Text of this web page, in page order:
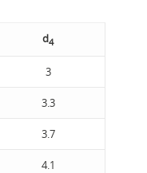
d4
3
3.3
3.7
4.1